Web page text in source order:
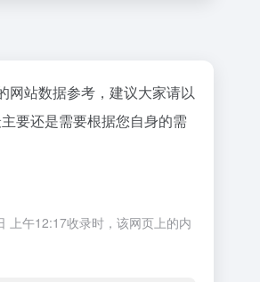
网站数据参考，建议大家请以
要还是需要根据您自身的需
上午12:17收录时，该网页上的内